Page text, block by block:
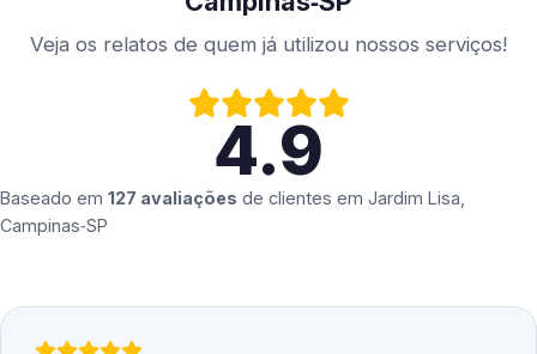
Veja os relatos de quem já utilizou nossos serviços!
4.9
Baseado em 127 avaliações de clientes em Jardim Lisa,
Campinas‑SP